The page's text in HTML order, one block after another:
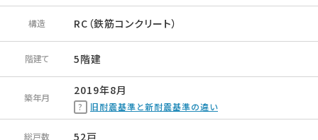
構造 RC（鉄筋コンクリート）
階建て 5階建
築年月
2019年8月
旧耐震基準と新耐震基準の違い
総戸数 52戸